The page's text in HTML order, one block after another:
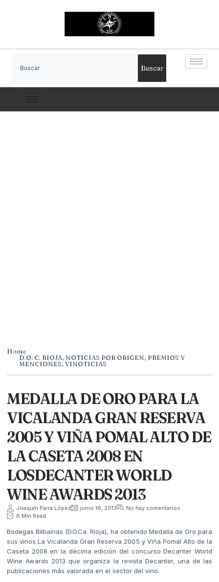
Buscar
Home
D.O. C. RIOJA, NOTICIAS POR ORIGEN, PREMIOS Y
MENCIONES, VINOTICIAS
MEDALLA DE ORO PARA LA
VICALANDA GRAN RESERVA
2005 Y VIÑA POMAL ALTO DE
LA CASETA 2008 EN
LOSDECANTER WORLD
WINE AWARDS 2013
Joaquín Parra López junio 16, 2013
No hay comentarios
6 Min Read
Bodegas Bilbaínas (D.O.Ca. Rioja), ha obtenido Medalla de Oro para
sus vinos La Vicalanda Gran Reserva 2005 y Viña Pomal Alto de la
Caseta 2008 en la décima edición del concurso Decanter World
Wine Awards 2013 que organiza la revista Decanter, una de las
publicaciones más valorada en el sector del vino.